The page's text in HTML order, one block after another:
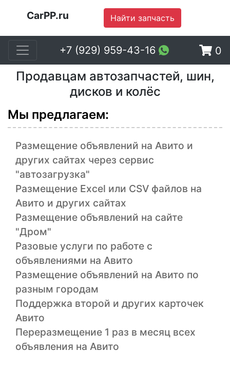
CarPP.ru Найти запчасть
+7 (929) 959-43-16 0
Продавцам автозапчастей, шин,
дисков и колёс
Мы предлагаем:
Размещение объявлений на Авито и
других сайтах через сервис
"автозагрузка"
Размещение Excel или CSV файлов на
Авито и других сайтах
Размещение объявлений на сайте
"Дром"
Разовые услуги по работе с
объявлениями на Авито
Размещение объявлений на Авито по
разным городам
Поддержка второй и других карточек
Авито
Переразмещение 1 раз в месяц всех
объявления на Авито